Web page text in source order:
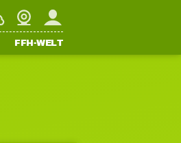
WebcamMein FFH
FFH-WELT